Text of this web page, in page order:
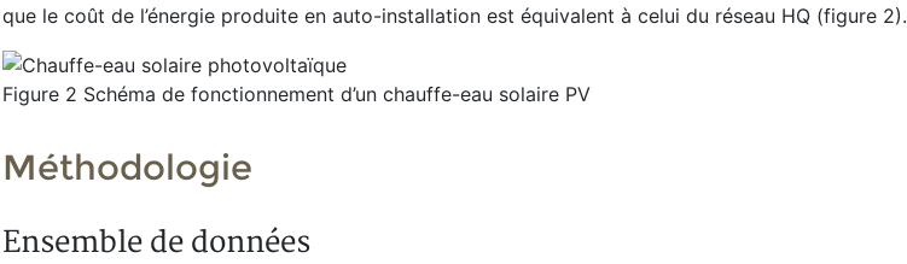
que le coût de l’énergie produite en auto-installation est équivalent à celui du réseau HQ (figure 2).
Figure 2 Schéma de fonctionnement d’un chauffe-eau solaire PV
Méthodologie
Ensemble de données